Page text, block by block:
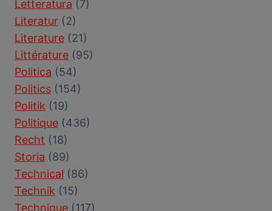
Letteratura (7)
Literatur (2)
Literature (21)
Littérature (95)
Politica (54)
Politics (154)
Politik (19)
Politique (436)
Recht (18)
Storia (89)
Technical (86)
Technik (15)
Technique (117)